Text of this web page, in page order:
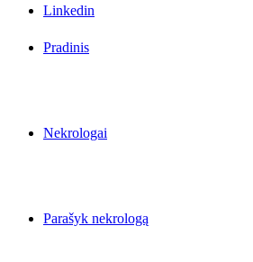
Linkedin
Pradinis
Nekrologai
Parašyk nekrologą